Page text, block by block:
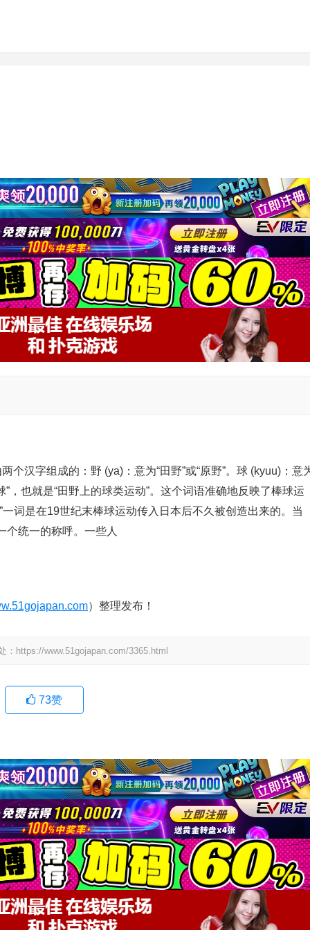
个汉字组成的：野 (ya)：意为“田野”或“原野”。球 (kyuu)：意
，也就是“田野上的球类运动”。这个词语准确地反映了棒球运
词是在19世纪末棒球运动传入日本后不久被创造出来的。当
个统一的称呼。一些人
）整理发布！
https://www.51gojapan.com/3365.html
73赞